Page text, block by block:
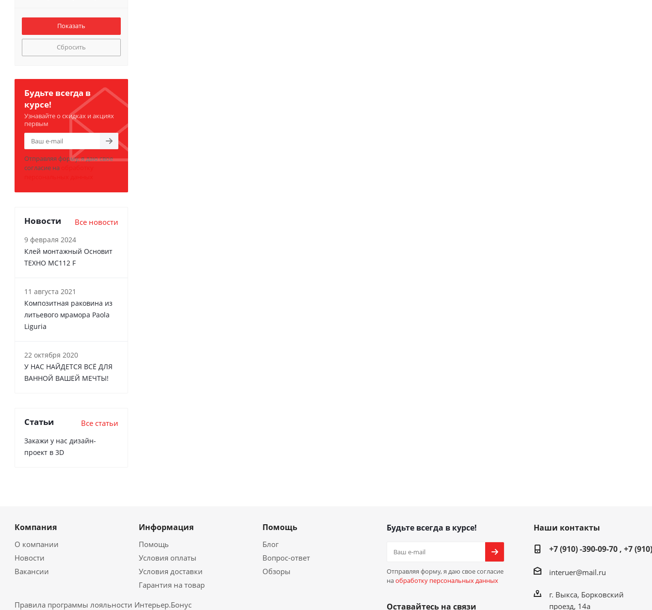
Сбросить
Будьте всегда в
курсе!
Узнавайте о скидках и акциях
первым
Отправляя форму, я даю свое
согласие на
Новости Все новости
9 февраля 2024
Клей монтажный Основит
ТЕХНО MC112 F
11 августа 2021
Композитная раковина из
литьевого мрамора Paola
Liguria
22 октября 2020
У НАС НАЙДЕТСЯ ВСЁ ДЛЯ
ВАННОЙ ВАШЕЙ МЕЧТЫ!
Статьи Все статьи
Закажи у нас дизайн-
проект в 3D
Компания
О компании
Новости
Вакансии
Информация
Помощь
Условия оплаты
Условия доставки
Гарантия на товар
Помощь
Блог
Вопрос-ответ
Обзоры
Правила программы лояльности Интерьер.Бонус
Будьте всегда в курсе!
Отправляя форму, я даю свое согласие
наобработку персональных данных
Оставайтесь на связи
Наши контакты
+7 (910) -390-09-70 , +7
interuer@mail.ru
г. Выкса, Борковский
проезд, 14а